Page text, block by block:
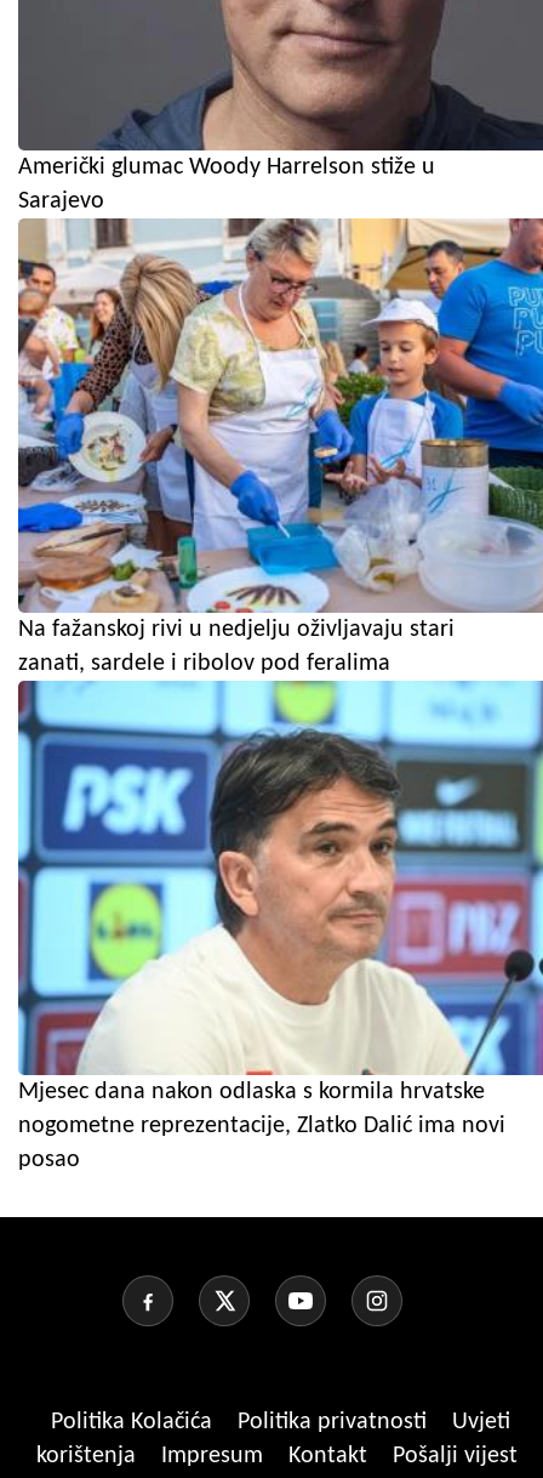
Američki glumac Woody Harrelson stiže u
Sarajevo
Na fažanskoj rivi u nedjelju oživljavaju stari
zanati, sardele i ribolov pod feralima
Mjesec dana nakon odlaska s kormila hrvatske
nogometne reprezentacije, Zlatko Dalić ima novi
posao
Politika Kolačića Politika privatnosti
Uvjeti
korištenja
Impresum Kontakt
Pošalji vijest